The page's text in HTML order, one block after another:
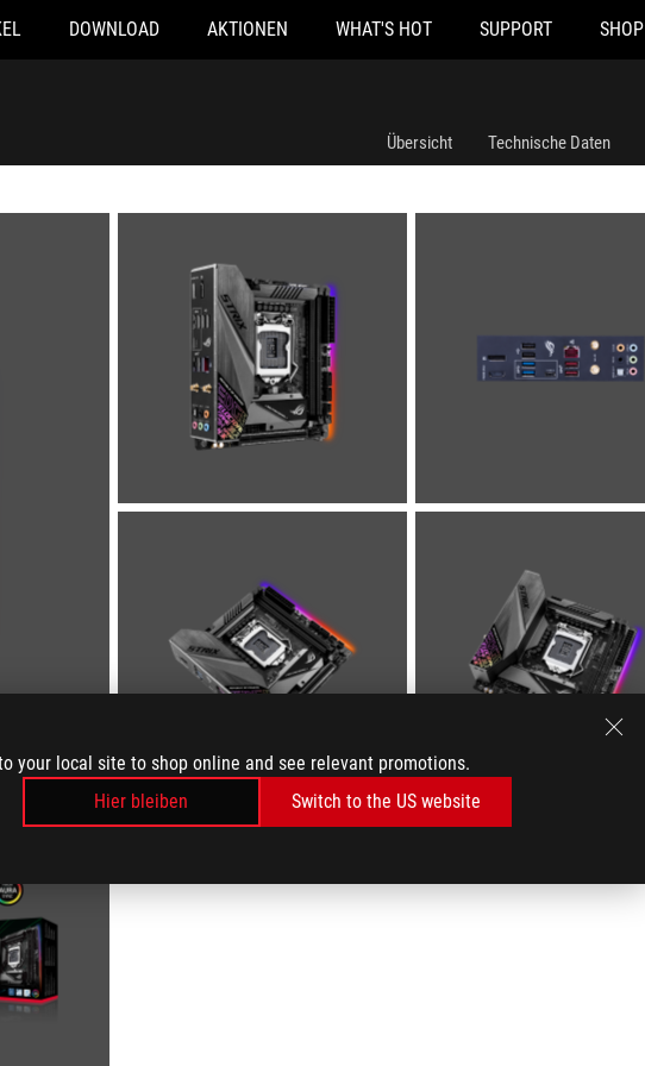
your local site to shop online and see relevant promotions.
Hier bleiben
Switch to the US website
DOWNLOAD AKTIONEN WHAT'S HOT SUPPORT SHOP
Übersicht Technische Daten